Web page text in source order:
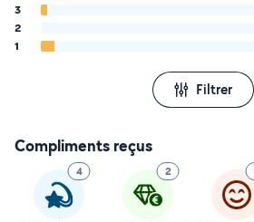
3
2
1
Filtrer
Compliments reçus
4 2